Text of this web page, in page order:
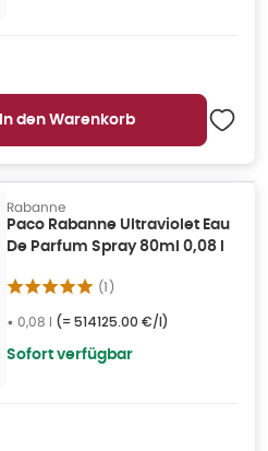
In den Warenkorb
Rabanne
Paco Rabanne Ultraviolet Eau
De Parfum Spray 80ml 0,08 l
(1)
• 0,08 l (= 514125.00 €/l)
Sofort verfügbar